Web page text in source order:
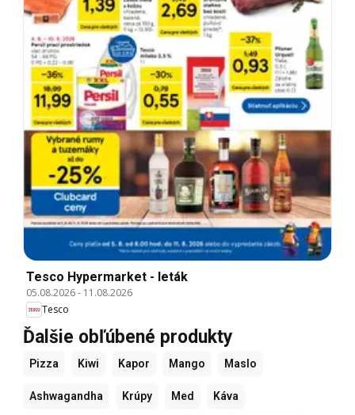
Tesco Hypermarket - leták
05.08.2026- 11.08.2026
Tesco
Ďalšie obľúbené produkty
Pizza Kiwi Kapor Mango Maslo
Ashwagandha Krúpy Med Káva